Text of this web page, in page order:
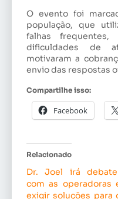
O evento foi
população, que
falhas
dificuldades de
motivaram a
envio das respostas
Compartilhe isso:
Facebook
Relacionado
Dr. Joel irá
com as operadoras
exigir soluções para